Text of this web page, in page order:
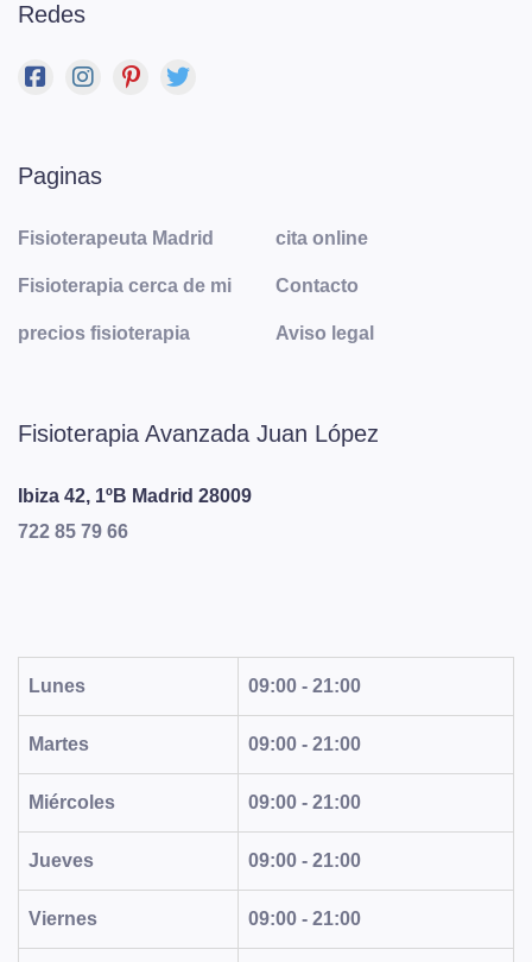
Redes
Paginas
Fisioterapeuta Madrid
Fisioterapia cerca de mi
precios fisioterapia
cita online
Contacto
Aviso legal
Fisioterapia Avanzada Juan López
Ibiza 42, 1ºB Madrid 28009
722 85 79 66
Lunes 09:00 - 21:00
Martes 09:00 - 21:00
Miércoles 09:00 - 21:00
Jueves 09:00 - 21:00
Viernes 09:00 - 21:00